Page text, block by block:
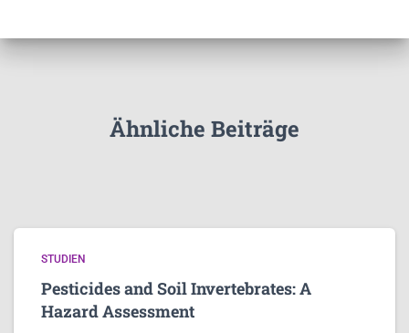
Ähnliche Beiträge
STUDIEN
Pesticides and Soil Invertebrates: A
Hazard Assessment